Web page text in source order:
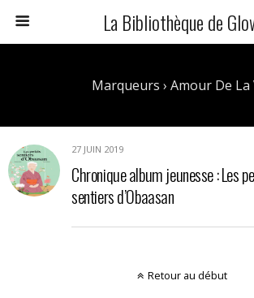
La Bibliothèque de
Marqueurs › Amour De La
27 JUIN 2019
Chronique album jeunesse : Les
sentiers d’Obaasan
Retour au début